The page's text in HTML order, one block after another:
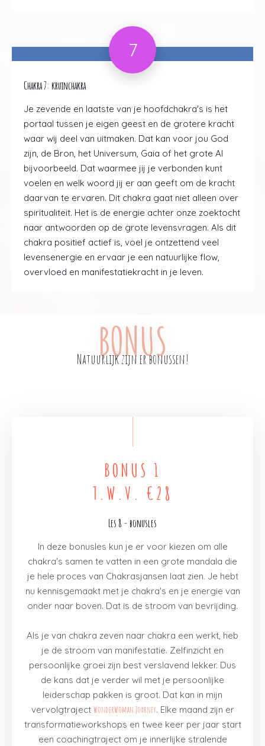
7
Chakra 7: kruinchakra
Je zevende en laatste van je hoofdchakra's is het
portaal tussen je eigen geest en de grotere kracht
waar wij deel van uitmaken. Dat kan voor jou God
zijn, de Bron, het Universum, Gaia of het grote Al
bijvoorbeeld. Dat waarmee jij je verbonden kunt
voelen en welk woord jij er aan geeft om de kracht
daarvan te ervaren. Dit chakra gaat niet alleen over
spiritualiteit. Het is de energie achter onze zoektocht
naar antwoorden op de grote levensvragen. Als dit
chakra positief actief is, voel je ontzettend veel
levensenergie en ervaar je een natuurlijke flow,
overvloed en manifestatiekracht in je leven.
BONUS
Natuurlijk zijn er bonussen!
BONUS 1
T.W.V. €28
Les 8 - bonusles
In deze bonusles kun je er voor kiezen om alle
chakra's samen te vatten in een grote mandala die
je hele proces van Chakrasjansen laat zien. Je hebt
nu kennisgemaakt met je chakra's en je energie van
onder naar boven. Dat is de stroom van bevrijding.
Als je van chakra zeven naar chakra een werkt, heb
je de stroom van manifestatie. Zelfinzicht en
persoonlijke groei zijn best verslavend lekker. Dus
de kans dat je verder wil met je persoonlijke
leiderschap pakken is groot. Dat kan in mijn
vervolgtraject WonderWoman Journey. Elke maand zijn er
transformatieworkshops en twee keer per jaar start
een coachingtraject om je innerlijke stralende